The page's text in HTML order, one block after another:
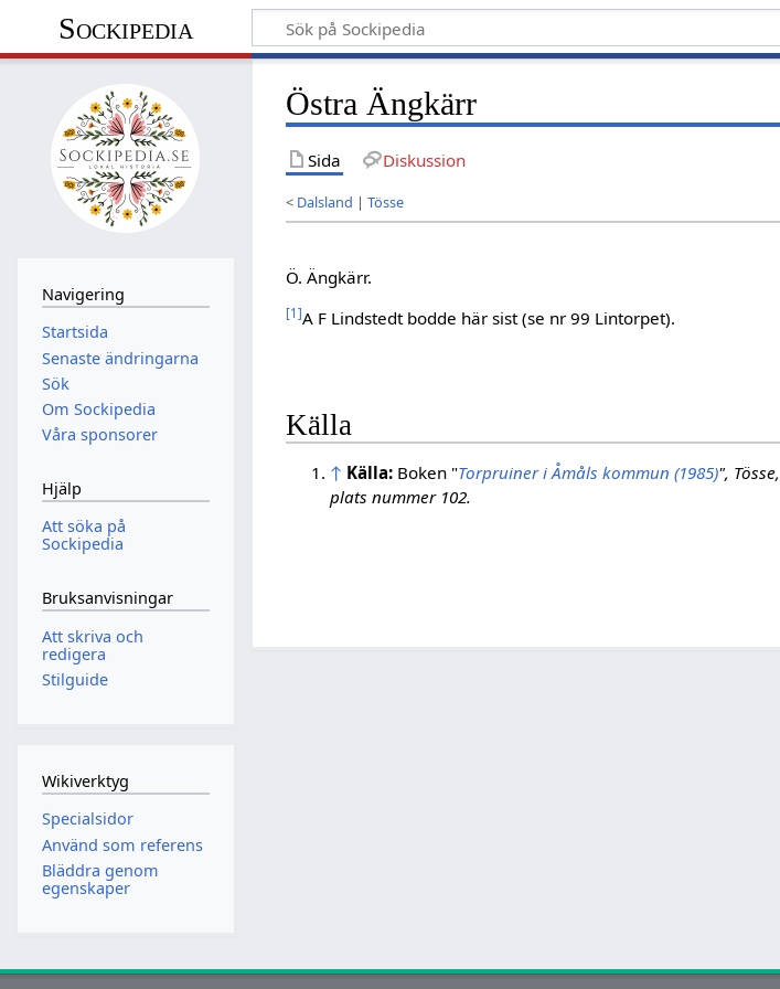
Sockipedia
Östra Ängkärr
Sida Diskussion
< Dalsland |Tösse
Ö. Ängkärr.
[1]A F Lindstedt bodde här sist (se nr 99 Lintorpet).
Källa
↑ Källa: Boken "Torpruiner i Åmåls kommun (1985)", Tösse,
plats nummer 102.
Navigering
Startsida
Senaste ändringarna
Sök
Om Sockipedia
Våra sponsorer
Hjälp
Att söka på
Sockipedia
Bruksanvisningar
Att skriva och
redigera
Stilguide
Wikiverktyg
Specialsidor
Använd som referens
Bläddra genom
egenskaper